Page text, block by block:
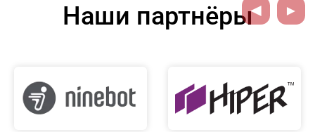
Наши партнёры